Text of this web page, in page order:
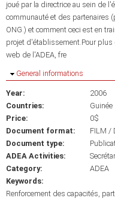
joué par la directrice au sein de
communauté et des partenaires
ONG.) et comment ceci est en
projet d'établissement.Pour
web de l'ADEA, fre
Hide
General informations
Year:
2006
Countries:
Guinée
Price:
0$
Document format:
FILM /
Document type:
ADEA Activities:
Category:
ADEA
Keywords:
Renforcement des capacités